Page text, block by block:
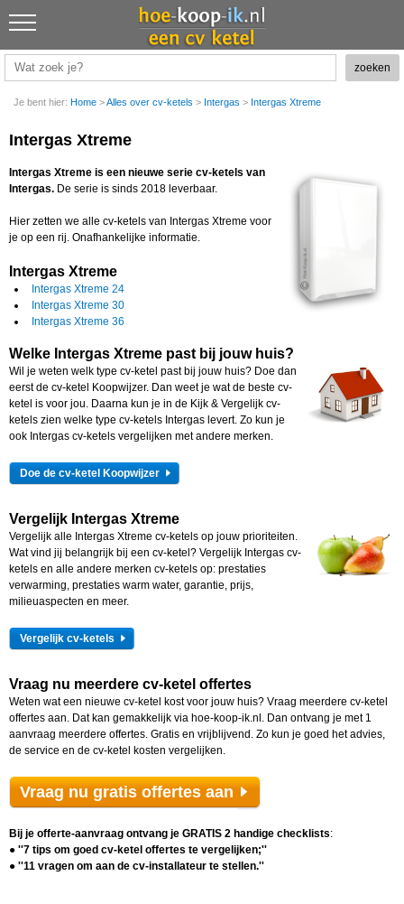
Je bent hier: Home >Alles over cv-ketels > Intergas > Intergas Xtreme
Intergas Xtreme
Intergas Xtreme is een nieuwe serie cv-ketels van
Intergas. De serie is sinds 2018 leverbaar.
Hier zetten we alle cv-ketels van Intergas Xtreme voor
je op een rij. Onafhankelijke informatie.
Intergas Xtreme
Intergas Xtreme 24
Intergas Xtreme 30
Intergas Xtreme 36
Welke Intergas Xtreme past bij jouw huis?
Wil je weten welk type cv-ketel past bij jouw huis? Doe dan
eerst de cv-ketel Koopwijzer. Dan weet je wat de beste cv-
ketel is voor jou. Daarna kun je in de Kijk & Vergelijk cv-
ketels zien welke type cv-ketels Intergas levert. Zo kun je
ook Intergas cv-ketels vergelijken met andere merken.
Doe de cv-ketel Koopwijzer
Vergelijk Intergas Xtreme
Vergelijk alle Intergas Xtreme cv-ketels op jouw prioriteiten.
Wat vind jij belangrijk bij een cv-ketel? Vergelijk Intergas cv-
ketels en alle andere merken cv-ketels op: prestaties
verwarming, prestaties warm water, garantie, prijs,
milieuaspecten en meer.
Vergelijk cv-ketels
Vraag nu meerdere cv-ketel offertes
Weten wat een nieuwe cv-ketel kost voor jouw huis? Vraag meerdere cv-ketel
offertes aan. Dat kan gemakkelijk via hoe-koop-ik.nl. Dan ontvang je met 1
aanvraag meerdere offertes. Gratis en vrijblijvend. Zo kun je goed het advies,
de service en de cv-ketel kosten vergelijken.
Vraag nu gratis offertes aan
Bij je offerte-aanvraag ontvang je GRATIS 2 handige checklists:
● ''7 tips om goed cv-ketel offertes te vergelijken;''
● ''11 vragen om aan de cv-installateur te stellen.''